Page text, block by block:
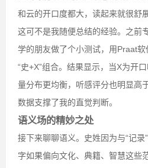
和云的开口度都大，读起来就很舒展
这可不是我随便总结的经验。之前
学的朋友做了个小测试，用Praat
“史+X”组合。结果显示，当X为开
量分布更均衡，听感评分也明显高
数据支撑了我的直觉判断。
语义场的精妙之处
接下来聊聊语义。史姓因为与“记录
字如果偏向文化、典籍、智慧这些